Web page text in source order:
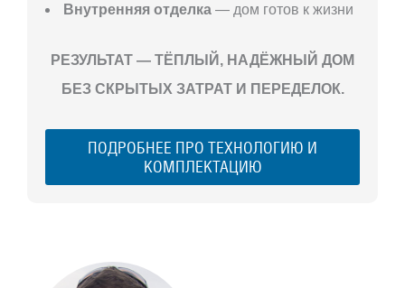
Внутренняя отделка — дом готов к жизни
РЕЗУЛЬТАТ — ТЁПЛЫЙ, НАДЁЖНЫЙ ДОМ
БЕЗ СКРЫТЫХ ЗАТРАТ И ПЕРЕДЕЛОК.
ПОДРОБНЕЕ ПРО ТЕХНОЛОГИЮ И
КОМПЛЕКТАЦИЮ